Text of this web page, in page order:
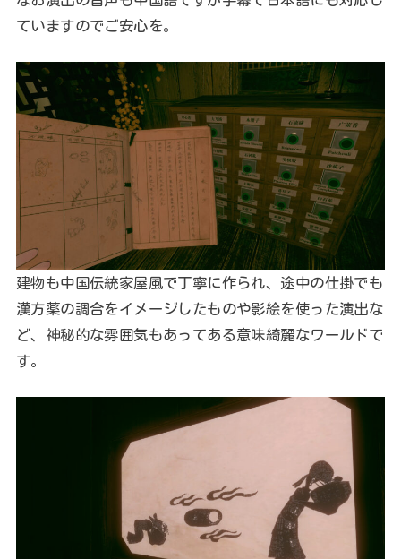
ていますのでご安心を。
建物も中国伝統家屋風で丁寧に作られ、途中の仕掛でも
漢方薬の調合をイメージしたものや影絵を使った演出な
ど、神秘的な雰囲気もあってある意味綺麗なワールドで
す。